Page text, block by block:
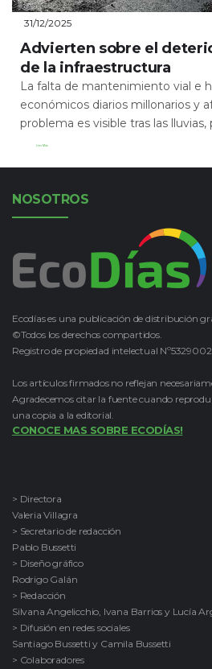
31/12/2025
Advierten sobre el
de la infraestructura
La falta de mantenimiento vial e
económicos diarios millonarios y
problema es visible tras las lluvias,
Leer Más
NOSOTROS
Ecodías es una publicación de distribución
©Todos los derechos compartidos.
Registro de propiedad intelectual Nº5329002
Los artículos firmados no reflejan
Agradecemos citar la fuente cuando
una copia a la editorial.
CONOCE MAS SOBRE ECODÍAS!
> Directora
Valeria Villagra
> Secretario de redacción
Pablo Bussetti
> Diseño gráfico
Rodrigo Galán
> Redacción
Silvana Angelicchio, Ivana Barrios y Lucía
> Difusión en redes sociales
Santiago Bussetti y Camila Bussetti
> Colaboradores